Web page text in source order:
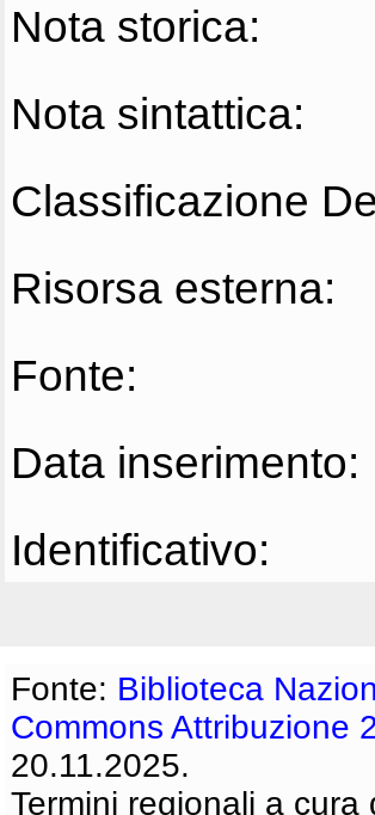
Nota storica:
Nota sintattica:
Classificazione
Risorsa esterna:
Fonte:
Data inserimento:
Identificativo:
Fonte: Biblioteca
Commons Attribuzione
20.11.2025.
Termini regionali a cura